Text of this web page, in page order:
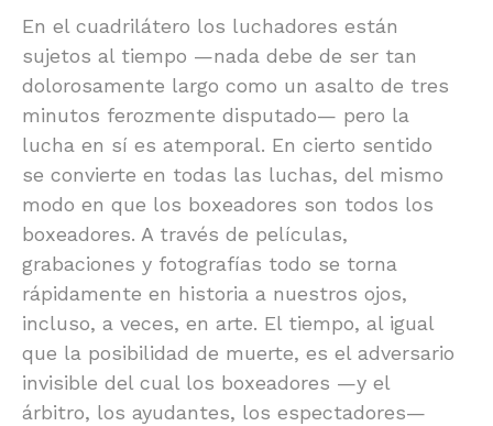
En el cuadrilátero los luchadores están
sujetos al tiempo —nada debe de ser tan
dolorosamente largo como un asalto de tres
minutos ferozmente disputado— pero la
lucha en sí es atemporal. En cierto sentido
se convierte en todas las luchas, del mismo
modo en que los boxeadores son todos los
boxeadores. A través de películas,
grabaciones y fotografías todo se torna
rápidamente en historia a nuestros ojos,
incluso, a veces, en arte. El tiempo, al igual
que la posibilidad de muerte, es el adversario
invisible del cual los boxeadores —y el
árbitro, los ayudantes, los espectadores—